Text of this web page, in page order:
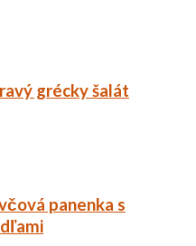
grécky šalát
panenka s